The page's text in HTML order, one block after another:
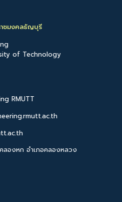
าชมงคลธัญบุรี
of Technology
RMUTT
องหก อำเภอคลองหลวง